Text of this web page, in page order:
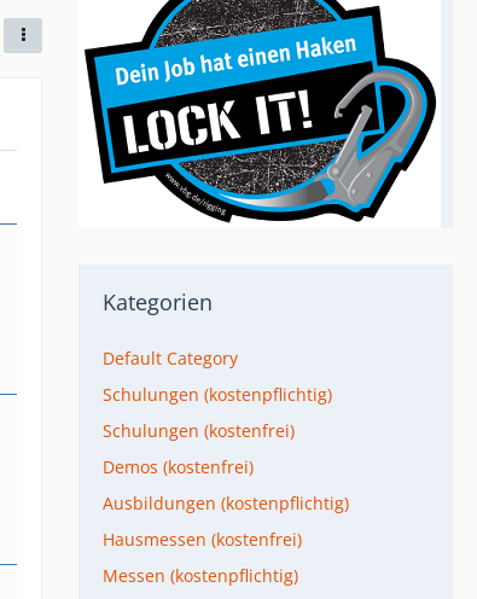
Kategorien
Default Category
Schulungen (kostenpflichtig)
Schulungen (kostenfrei)
Demos (kostenfrei)
Ausbildungen (kostenpflichtig)
Hausmessen (kostenfrei)
Messen (kostenpflichtig)